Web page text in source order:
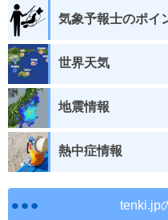
気象予報士のポイ
世界天気
地震情報
熱中症情報
tenki.jp